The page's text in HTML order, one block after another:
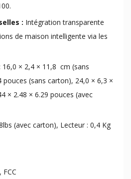
: Intégration transparente
de maison intelligente via les
16,0 × 2,4 × 11,8 cm (sans
pouces (sans carton), 24,0 × 6,3 ×
× 2.48 × 6.29 pouces (avec
(avec carton), Lecteur : 0,4 Kg
FCC